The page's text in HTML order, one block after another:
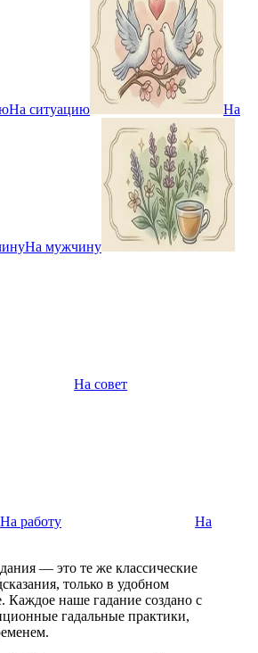
На ситуацию На
На мужчину
На совет
На работу
На
— это те же классические
только в удобном
Каждое наше гадание создано с
гадальные практики,